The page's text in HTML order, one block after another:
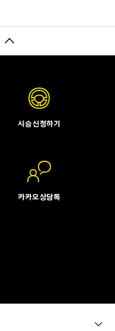
시승 신청하기
카카오 상담톡